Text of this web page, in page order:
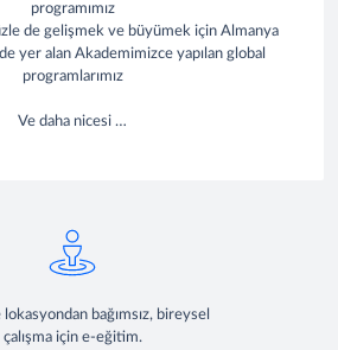
programımız
de gelişmek ve büyümek için Almanya
yer alan Akademimizce yapılan global
programlarımız
Ve daha nicesi …
bağımsız, bireysel
çalışma için e-eğitim.